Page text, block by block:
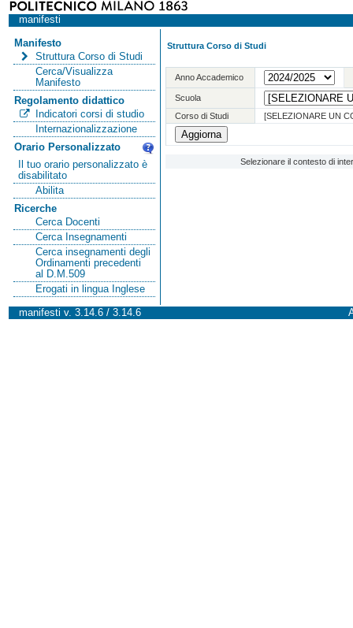
manifesti
Manifesto
Struttura Corso di Studi
Cerca/Visualizza
Manifesto
Regolamento didattico
Indicatori corsi di studio
Internazionalizzazione
Orario Personalizzato
Il tuo orario personalizzato è
disabilitato
Abilita
Ricerche
Cerca Docenti
Cerca Insegnamenti
Cerca insegnamenti degli
Ordinamenti precedenti
al D.M.509
Erogati in lingua Inglese
Struttura Corso di Studi
Anno Accademico
Scuola
Corso di Studi
[SELEZIONARE UN
Selezionare il contesto di
manifesti v. 3.14.6 / 3.14.6